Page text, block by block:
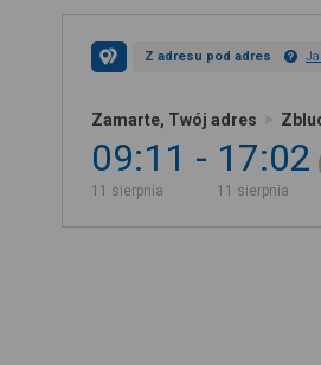
Z adresu pod adres
Zamarte, Twój adres
09:11
11 sierpnia
17:02
11 sierpnia